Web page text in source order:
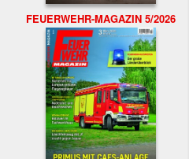
FEUERWEHR-MAGAZIN 5/2026